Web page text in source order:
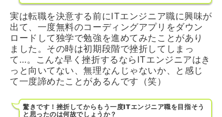
実は転職を決意する前にITエンジニア職に興味が
出て、一度無料のコーディングアプリをダウン
ロードして独学で勉強を進めてみたことがあり
ました。その時は初期段階で挫折してしまっ
て…。こんな早く挫折するならITエンジニアはき
っと向いてない、無理なんじゃないか、と感じ
て一度諦めたことがあるんです（笑）
驚きです！挫折してからもう一度ITエンジニア職を目指そう
と思ったのは何故でしょうか？